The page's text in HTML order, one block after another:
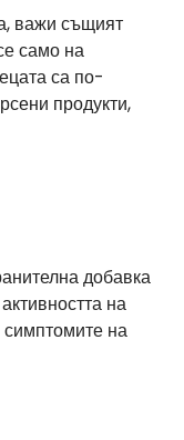
важи същият
само на
са по-
продукти,
добавка
на
симптомите на